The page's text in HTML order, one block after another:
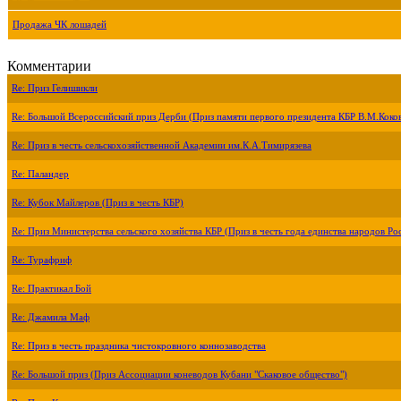
Продажа ЧК лошадей
Комментарии
Re: Приз Гелишикли
Re: Большой Всероссийский приз Дерби (Приз памяти первого президента КБР
Re: Приз в честь сельскохозяйственной Академии им.К.А.Тимирязева
Re: Паландер
Re: Кубок Майлеров (Приз в честь КБР)
Re: Приз Министерства сельского хозяйства КБР (Приз в честь года единства народов
Re: Турафриф
Re: Практикал Бой
Re: Джамила Маф
Re: Приз в честь праздника чистокровного коннозаводства
Re: Большой приз (Приз Ассоциации коневодов Кубани "Скаковое общество")